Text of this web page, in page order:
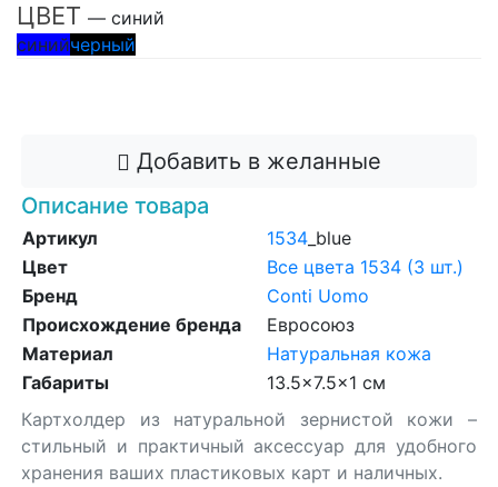
ЦВЕТ — синий
синийчерный
Добавить в желанные
Описание товара
Артикул 1534 _blue
Цвет
Все цвета 1534 (3 шт.)
Бренд
Conti Uomo
Происхождение бренда
Евросоюз
Материал
Натуральная кожа
Габариты
13.5x7.5x1 см
Картхолдер из натуральной зернистой кожи –
стильный и практичный аксессуар для удобного
хранения ваших пластиковых карт и наличных.